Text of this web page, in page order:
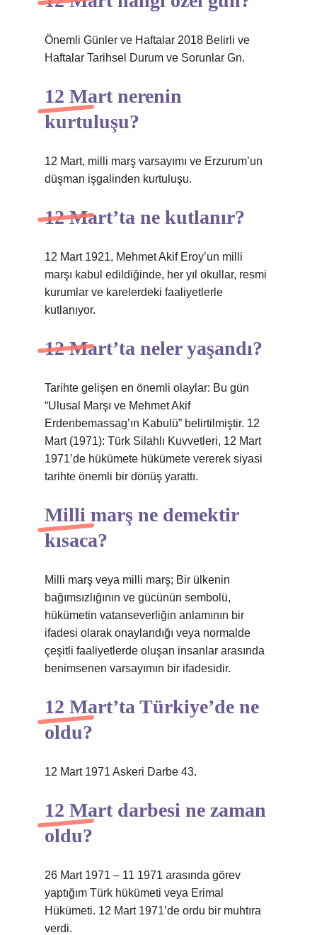
Önemli Günler ve Haftalar 2018 Belirli ve
Haftalar Tarihsel Durum ve Sorunlar Gn.
12 Mart nerenin
kurtuluşu?
12 Mart, milli marş varsayımı ve Erzurum’un
düşman işgalinden kurtuluşu.
12 Mart’ta ne kutlanır?
12 Mart 1921, Mehmet Akif Eroy’un milli
marşı kabul edildiğinde, her yıl okullar, resmi
kurumlar ve karelerdeki faaliyetlerle
kutlanıyor.
12 Mart’ta neler yaşandı?
Tarihte gelişen en önemli olaylar: Bu gün
“Ulusal Marşı ve Mehmet Akif
Erdenbemassag’ın Kabulü” belirtilmiştir. 12
Mart (1971): Türk Silahlı Kuvvetleri, 12 Mart
1971’de hükümete hükümete vererek siyasi
tarihte önemli bir dönüş yarattı.
Milli marş ne demektir
kısaca?
Milli marş veya milli marş; Bir ülkenin
bağımsızlığının ve gücünün sembolü,
hükümetin vatanseverliğin anlamının bir
ifadesi olarak onaylandığı veya normalde
çeşitli faaliyetlerde oluşan insanlar arasında
benimsenen varsayımın bir ifadesidir.
12 Mart’ta Türkiye’de ne
oldu?
12 Mart 1971 Askeri Darbe 43.
12 Mart darbesi ne zaman
oldu?
26 Mart 1971 – 11 1971 arasında görev
yaptığım Türk hükümeti veya Erimal
Hükümeti. 12 Mart 1971’de ordu bir muhtıra
verdi.